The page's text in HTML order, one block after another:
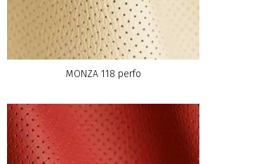
MONZA 118 perfo